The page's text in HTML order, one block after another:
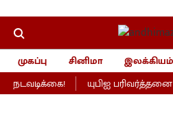
முகப்பு சினிமா இலக்கியம்
யுபிஐ